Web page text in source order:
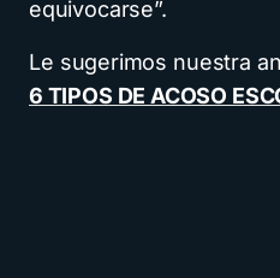
equivocarse”.
Le sugerimos nuestra
6 TIPOS DE ACOSO